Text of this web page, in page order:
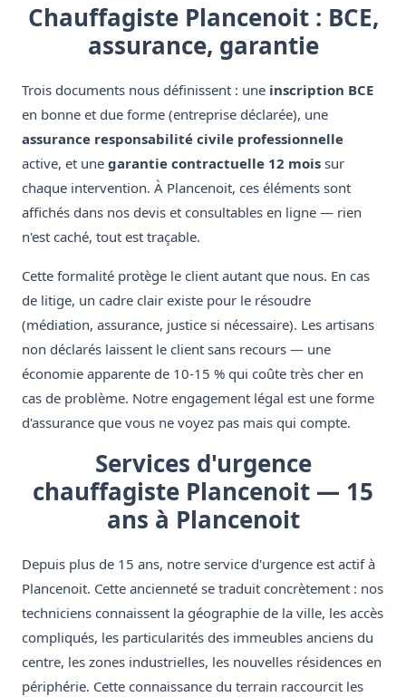
Chauffagiste Plancenoit : BCE,
assurance, garantie
Trois documents nous définissent : une inscription BCE
en bonne et due forme (entreprise déclarée), une
assurance responsabilité civile professionnelle
active, et une garantie contractuelle 12 mois sur
chaque intervention. À Plancenoit, ces éléments sont
affichés dans nos devis et consultables en ligne — rien
n'est caché, tout est traçable.
Cette formalité protège le client autant que nous. En cas
de litige, un cadre clair existe pour le résoudre
(médiation, assurance, justice si nécessaire). Les artisans
non déclarés laissent le client sans recours — une
économie apparente de 10-15 % qui coûte très cher en
cas de problème. Notre engagement légal est une forme
d'assurance que vous ne voyez pas mais qui compte.
Services d'urgence
chauffagiste Plancenoit — 15
ans à Plancenoit
Depuis plus de 15 ans, notre service d'urgence est actif à
Plancenoit. Cette ancienneté se traduit concrètement : nos
techniciens connaissent la géographie de la ville, les accès
compliqués, les particularités des immeubles anciens du
centre, les zones industrielles, les nouvelles résidences en
périphérie. Cette connaissance du terrain raccourcit les